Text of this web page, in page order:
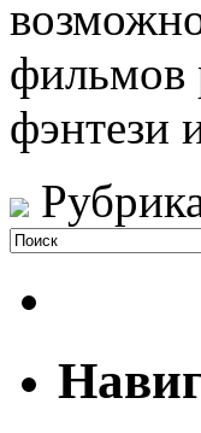
фильмов